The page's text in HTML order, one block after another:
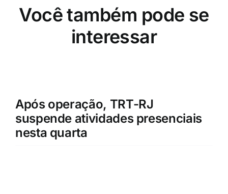
Você também pode se
interessar
Após operação, TRT-RJ
suspende atividades presenciais
nesta quarta